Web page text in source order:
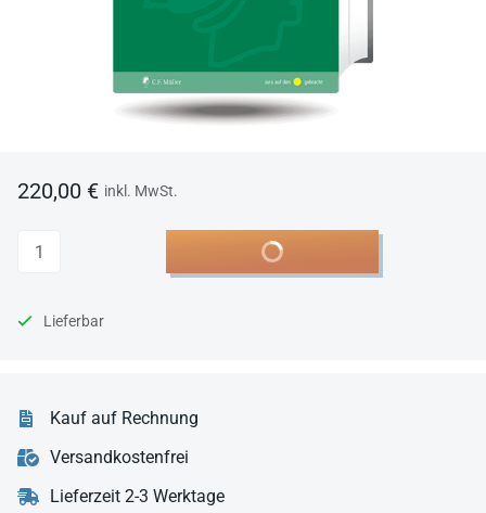
220,00 € inkl. MwSt.
Anzahl In den Warenkorb
Lieferbar
Kauf auf Rechnung
Versandkostenfrei
Lieferzeit 2-3 Werktage